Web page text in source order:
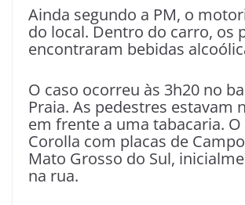
Ainda segundo a PM, o
do local. Dentro do carro, os
encontraram bebidas
O caso ocorreu às 3h20 no
Praia. As pedestres estavam
em frente a uma tabacaria.
Corolla com placas de
Mato Grosso do Sul,
na rua.